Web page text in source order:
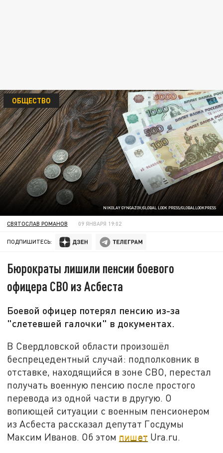
NIKOLAY GYNGAZOV/GLOBAL LOOK PRESS/GLOBALLOOKPRESS
ОБЩЕСТВО
СВЯТОСЛАВ РОМАНОВ 09 ЯНВАРЯ 19:02
ПОДПИШИТЕСЬ:
Бюрократы лишили пенсии боевого
офицера СВО из Асбеста
Боевой офицер потерял пенсию из-за
"слетевшей галочки" в документах.
В Свердловской области произошёл
беспрецедентный случай: подполковник в
отставке, находящийся в зоне СВО, перестал
получать военную пенсию после простого
перевода из одной части в другую. О
вопиющей ситуации с военным пенсионером
из Асбеста рассказал депутат Госдумы
Максим Иванов. Об этом пишет Ura.ru.